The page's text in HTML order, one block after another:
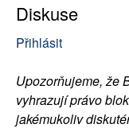
Diskuse
Přihlásit
Upozorňujeme, že
vyhrazují právo
jakémukoliv